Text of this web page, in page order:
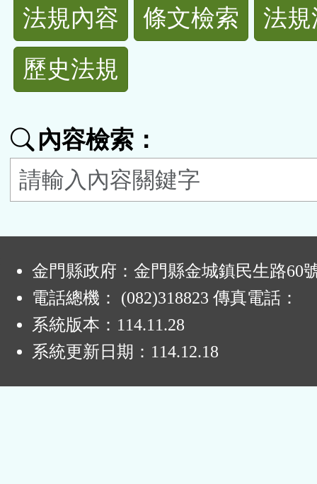
法
規
功
按
鈕
法規內容 條文檢索
法
歷史法規
內容檢索：
金門縣政府：金門縣金城鎮民生路60
電話總機： (082)318823 傳真電話：
系統版本： 114.11.28
系統更新日期： 114.12.18